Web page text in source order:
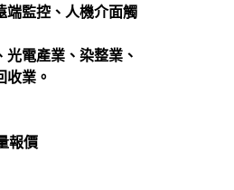
除臭設備
電鍍設備
化學製程設備
消毒殺菌淨化設備
端監控、人機介面觸
電產業、染整業、
收業。
報價